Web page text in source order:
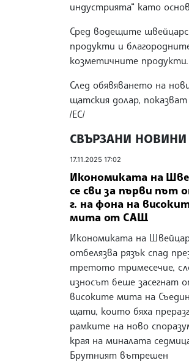
индустрията“ като
Сред водещите
продукти и
козметичните продукти.
След обявяването на
щатския долар,
/ЕС/
СВЪРЗАНИ НОВИНИ
17.11.2025 17:02
Икономиката на
се сви за първи път
г. на фона на
мита от САЩ
Икономиката на
отбелязва рязък спад
третото тримесечие,
износът беше засегнат
високите мита на
щати, които бяха
рамките на ново
края на миналата
Брутният вътрешен